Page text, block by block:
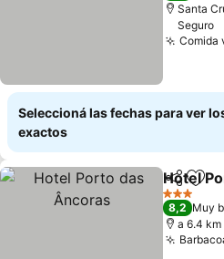
Santa
Seguro
Comida
Seleccioná las fechas para ver
exactos
Hotel
3 Estrellas
8,2 Muy
a 6.4